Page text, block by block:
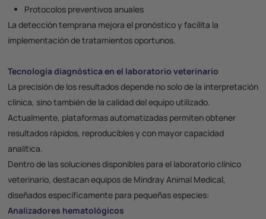
Protocolos preventivos anuales
La detección temprana mejora el pronóstico y facilita la
implementación de tratamientos oportunos.
Tecnología diagnóstica en el laboratorio veterinario
La precisión de los resultados depende no solo de la interpretación
clínica, sino también de la calidad del equipo utilizado.
Actualmente, plataformas automatizadas permiten obtener
resultados rápidos, reproducibles y con mayor capacidad
analítica.
Dentro de las soluciones disponibles para el laboratorio clínico
veterinario, destacan equipos de Mindray Animal Medical,
diseñados específicamente para pequeñas especies:
Analizadores hematológicos